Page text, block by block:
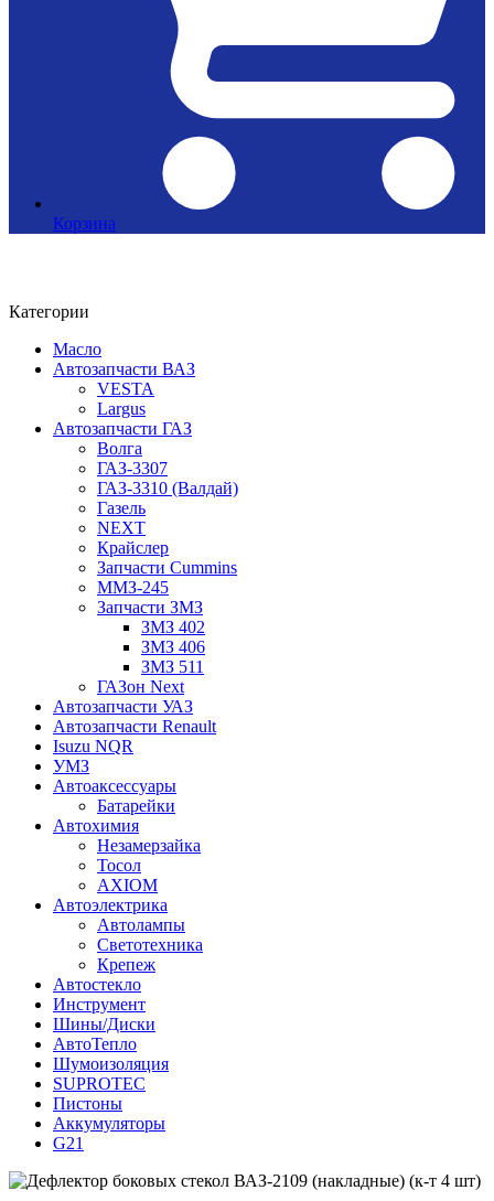
Корзина
Категории
Масло
Автозапчасти ВАЗ
VESTA
Largus
Автозапчасти ГАЗ
Волга
ГАЗ-3307
ГАЗ-3310 (Валдай)
Газель
NEXT
Крайслер
Запчасти Cummins
ММЗ-245
Запчасти ЗМЗ
ЗМЗ 402
ЗМЗ 406
ЗМЗ 511
ГАЗон Next
Автозапчасти УАЗ
Автозапчасти Renault
Isuzu NQR
УМЗ
Автоаксессуары
Батарейки
Автохимия
Незамерзайка
Тосол
AXIOM
Автоэлектрика
Автолампы
Светотехника
Крепеж
Автостекло
Инструмент
Шины/Диски
АвтоТепло
Шумоизоляция
SUPROTEC
Пистоны
Аккумуляторы
G21